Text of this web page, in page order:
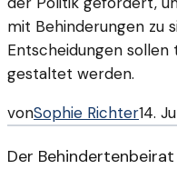
mit Behinderungen zu
Entscheidungen
gestaltet werden.
vonSophie Richter14.
Der